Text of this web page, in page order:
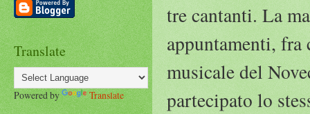
tre cantanti. La
appuntamenti,
musicale del
partecipato lo
Translate
Powered by Translate